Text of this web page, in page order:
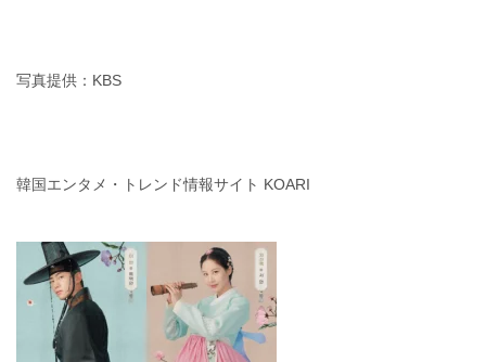
写真提供：KBS
韓国エンタメ・トレンド情報サイト KOARI